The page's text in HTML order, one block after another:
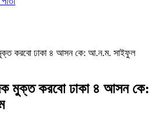
মুক্ত করবো ঢাকা ৪ আসন কে: আ.ন.ম. সাইফুল
মুক্ত করবো ঢাকা ৪ আসন কে: